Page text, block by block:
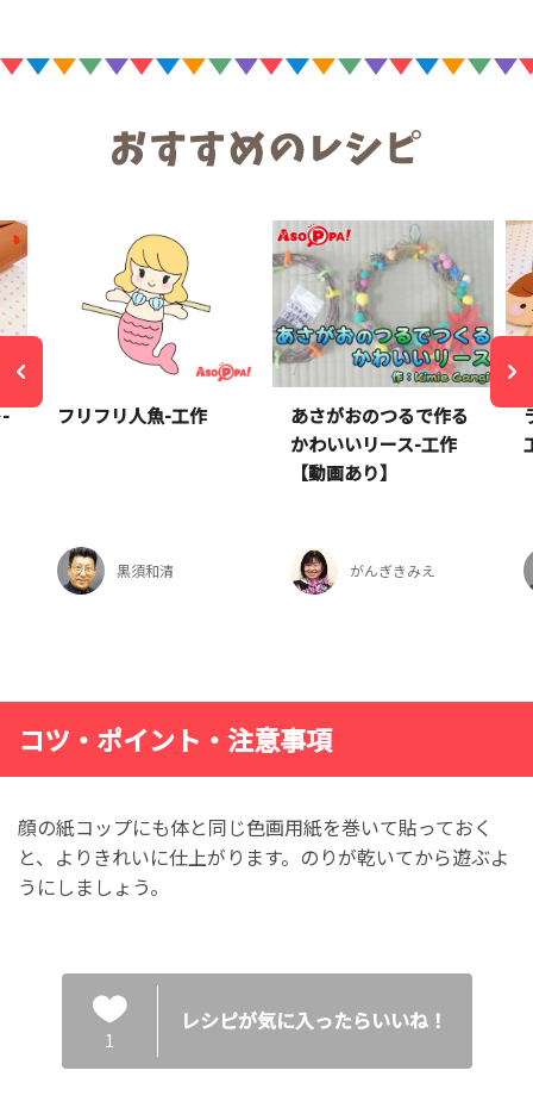
フリフリ人魚-工作
黒須和清
あさがおのつるで作る
かわいいリース-工作
【動画あり】
がんぎきみえ
コツ・ポイント・注意事項
顔の紙コップにも体と同じ色画用紙を巻いて貼っておく
と、よりきれいに仕上がります。のりが乾いてから遊ぶよ
うにしましょう。
1
レシピが気に入ったらいいね！